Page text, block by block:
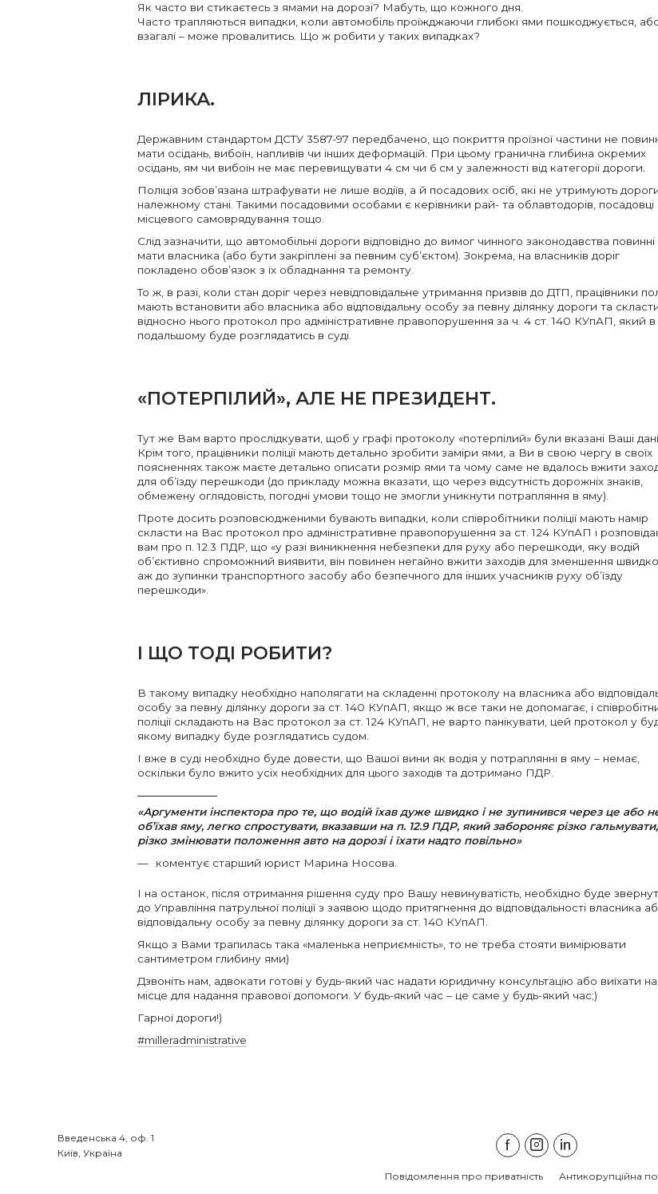
Як часто ви стикаєтесь з ямами на дорозі? Мабуть, що кожного дня.
Часто трапляються випадки, коли автомобіль проїжджаючи глибокі ями пошкоджується,
взагалі – може провалитись. Що ж робити у таких випадках?
ЛІРИКА.
Державним стандартом ДСТУ 3587-97 передбачено, що покриття проїзної частини не
мати осідань, вибоїн, напливів чи інших деформацій. При цьому гранична глибина окремих
осідань, ям чи вибоїн не має перевищувати 4 см чи 6 см у залежності від категорії дороги.
Поліція зобов’язана штрафувати не лише водіїв, а й посадових осіб, які не утримують
належному стані. Такими посадовими особами є керівники рай- та облавтодорів, посадовці
місцевого самоврядування тощо.
Слід зазначити, що автомобільні дороги відповідно до вимог чинного законодавства повинні
мати власника (або бути закріплені за певним суб’єктом). Зокрема, на власників доріг
покладено обов’язок з їх обладнання та ремонту.
То ж, в разі, коли стан доріг через невідповідальне утримання призвів до ДТП, працівники
мають встановити або власника або відповідальну особу за певну ділянку дороги та
відносно нього протокол про адміністративне правопорушення за ч. 4 ст. 140 КУпАП, який в
подальшому буде розглядатись в суді.
«ПОТЕРПІЛИЙ», АЛЕ НЕ ПРЕЗИДЕНТ.
Тут же Вам варто прослідкувати, щоб у графі протоколу «потерпілий» були вказані Ваші
Крім того, працівники поліції мають детально зробити заміри ями, а Ви в свою чергу в своїх
поясненнях також маєте детально описати розмір ями та чому саме не вдалось вжити
для об’їзду перешкоди (до прикладу можна вказати, що через відсутність дорожніх знаків,
обмежену оглядовість, погодні умови тощо не змогли уникнути потрапляння в яму).
Проте досить розповсюдженими бувають випадки, коли співробітники поліції мають намір
скласти на Вас протокол про адміністративне правопорушення за ст. 124 КУпАП і
вам про п. 12.3 ПДР, що «у разі виникнення небезпеки для руху або перешкоди, яку водій
об’єктивно спроможний виявити, він повинен негайно вжити заходів для зменшення
аж до зупинки транспортного засобу або безпечного для інших учасників руху об’їзду
перешкоди».
І ЩО ТОДІ РОБИТИ?
В такому випадку необхідно наполягати на складенні протоколу на власника або
особу за певну ділянку дороги за ст. 140 КУпАП, якщо ж все таки не допомагає, і
поліції складають на Вас протокол за ст. 124 КУпАП, не варто панікувати, цей протокол у
якому випадку буде розглядатись судом.
І вже в суді необхідно буде довести, що Вашої вини як водія у потраплянні в яму – немає,
оскільки було вжито усіх необхідних для цього заходів та дотримано ПДР.
«Аргументи інспектора про те, що водій їхав дуже швидко і не зупинився через це або
об’їхав яму, легко спростувати, вказавши на п. 12.9 ПДР, який забороняє різко гальмувати,
різко змінювати положення авто на дорозі і їхати надто повільно»
коментує старший юрист Марина Носова.
І на останок, після отримання рішення суду про Вашу невинуватість, необхідно буде
до Управління патрульної поліції з заявою щодо притягнення до відповідальності власника
відповідальну особу за певну ділянку дороги за ст. 140 КУпАП.
Якщо з Вами трапилась така «маленька неприємність», то не треба стояти вимірювати
сантиметром глибину ями)
Дзвоніть нам, адвокати готові у будь-який час надати юридичну консультацію або виїхати на
місце для надання правової допомоги. У будь-який час – це саме у будь-який час;)
Гарної дороги!)
#milleradministrative
Введенська 4, оф. 1
Київ, Україна
Повідомлення про приватність
Антикорупційна